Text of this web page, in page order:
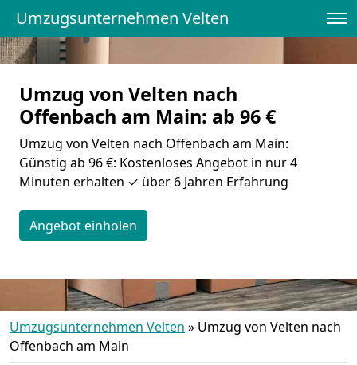
Umzugsunternehmen Velten
Umzug von Velten nach
Offenbach am Main: ab 96 €
Umzug von Velten nach Offenbach am Main:
Günstig ab 96 €: Kostenloses Angebot in nur 4
Minuten erhalten ✓ über 6 Jahren Erfahrung
Angebot einholen
Umzugsunternehmen Velten » Umzug von Velten nach
Offenbach am Main